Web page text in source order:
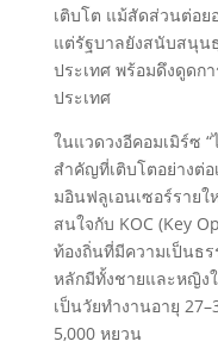
เติบโต แม้สัดส่วนต่อย
แต่รัฐบาลยังสนับสนุน
ประเทศ พร้อมดึงดูดก
ประเทศ
ในแวดวงอีคอมเมิร์ซ
สำคัญที่เติบโตอย่างต่อ
มอินฟลูเอนเซอร์ราย
สนใจกับ KOC (Key
ท้องถิ่นที่มีความเป็นธ
หลักมีทั้งชายและหญิง
เป็นวัยทำงานอายุ
5,000 หยวน